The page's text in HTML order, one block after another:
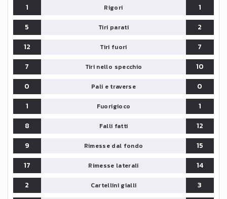
1 Rigori
1
5
Tiri parati
2
12
Tiri fuori
7
7
Tiri nello specchio
10
0
Pali e traverse
0
1
Fuorigioco
1
8
Falli fatti
12
9
Rimesse dal fondo
15
17
Rimesse laterali
14
2
Cartellini gialli
3